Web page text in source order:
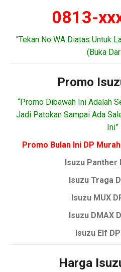
0813-
“Tekan No WA Diatas Untuk
(Buka
Promo
“Promo Dibawah Ini Adalah
Jadi Patokan Sampai Ada
Ini”
Promo Bulan Ini DP
Isuzu Panther
Isuzu Traga
Isuzu MUX
Isuzu DMAX
Isuzu Elf
Harga